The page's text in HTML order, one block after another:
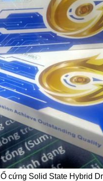
Ổ cứng Solid State Hybrid